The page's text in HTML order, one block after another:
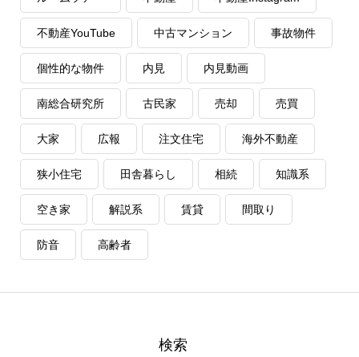
不動産YouTube 中古マンション 事故物件
個性的な物件 内見 内見動画
南総合研究所 古民家 売却 売買
大家 広報 注文住宅 海外不動産
狭小住宅 田舎暮らし 相続 知識系
空き家 解説系 賃貸 間取り
防音 高齢者
検索